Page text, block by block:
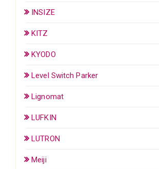
INSIZE
KITZ
KYODO
Level Switch Parker
Lignomat
LUFKIN
LUTRON
Meiji